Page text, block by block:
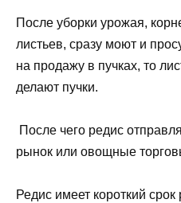
После уборки урожая,
листьев, сразу моют и
на продажу в пучках, то
делают пучки.
После чего редис
рынок или овощные
Редис имеет короткий